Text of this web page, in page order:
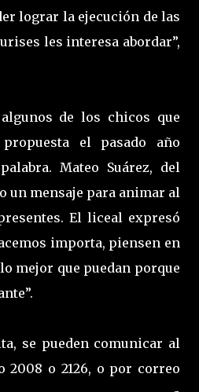
lograr la ejecución de las
les interesa abordar”,
de los chicos que
el pasado año
Mateo Suárez, del
un mensaje para animar al
El liceal expresó
importa, piensen en
mejor que puedan porque
se pueden comunicar al
2008 o 2126, o por correo